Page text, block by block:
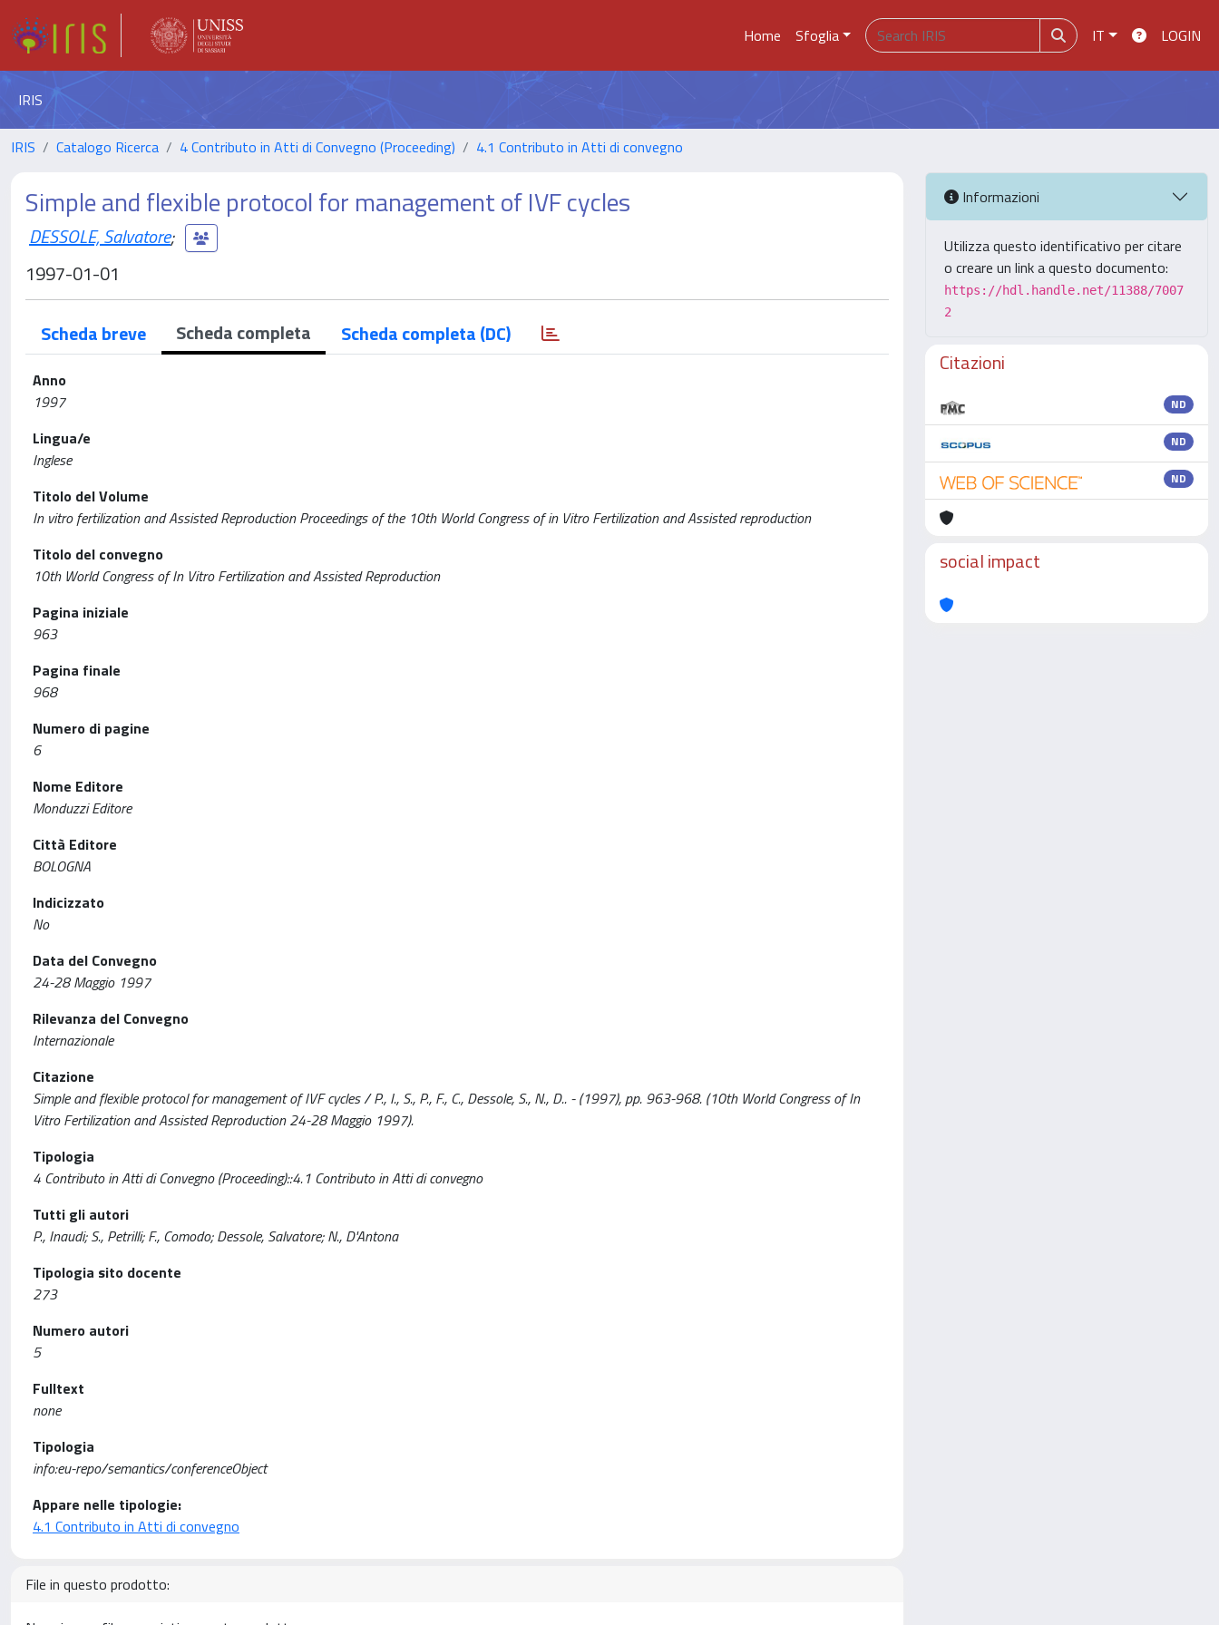
Home Sfoglia IT LOGIN
IRIS
IRIS Catalogo Ricerca 4 Contributo in Atti di Convegno (Proceeding) 4.1 Contributo in Atti di convegno
Simple and flexible protocol for management of IVF cycles
DESSOLE, Salvatore;
1997-01-01
Scheda breve Scheda completa Scheda completa (DC)
Anno
1997
Lingua/e
Inglese
Titolo del Volume
In vitro fertilization and Assisted Reproduction Proceedings of the 10th World Congress of in Vitro Fertilization and Assisted reproduction
Titolo del convegno
10th World Congress of In Vitro Fertilization and Assisted Reproduction
Pagina iniziale
963
Pagina finale
968
Numero di pagine
6
Nome Editore
Monduzzi Editore
Città Editore
BOLOGNA
Indicizzato
No
Data del Convegno
24-28 Maggio 1997
Rilevanza del Convegno
Internazionale
Citazione
Simple and flexible protocol for management of IVF cycles / P., I., S., P., F., C., Dessole, S., N., D.. - (1997), pp. 963-968. (10th World Congress of In
Vitro Fertilization and Assisted Reproduction 24-28 Maggio 1997).
Tipologia
4 Contributo in Atti di Convegno (Proceeding)::4.1 Contributo in Atti di convegno
Tutti gli autori
P., Inaudi; S., Petrilli; F., Comodo; Dessole, Salvatore; N., D'Antona
Tipologia sito docente
273
Numero autori
5
Fulltext
none
Tipologia
info:eu-repo/semantics/conferenceObject
Appare nelle tipologie:
4.1 Contributo in Atti di convegno
File in questo prodotto:
Informazioni
Utilizza questo identificativo per citare
o creare un link a questo documento:
https://hdl.handle.net/11388/7007
2
Citazioni
ND
ND
ND
social impact